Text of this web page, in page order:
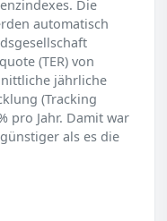
Die
automatisch
(TER) von
jährliche
(Tracking
pro Jahr. Damit war
als es die